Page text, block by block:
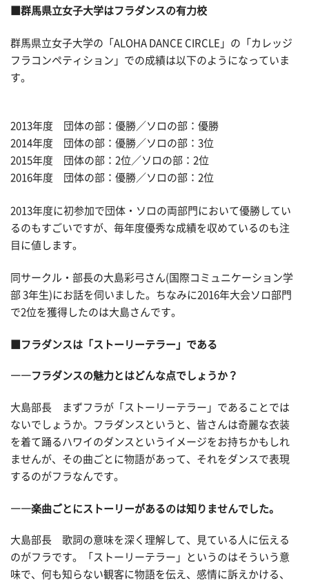
■群馬県立女子大学はフラダンスの有力校
群馬県立女子大学の「ALOHA DANCE CIRCLE」の「カレッジ
フラコンペティション」での成績は以下のようになっていま
す。
2013年度 団体の部：優勝／ソロの部：優勝
2014年度 団体の部：優勝／ソロの部：3位
2015年度 団体の部：2位／ソロの部：2位
2016年度 団体の部：優勝／ソロの部：2位
2013年度に初参加で団体・ソロの両部門において優勝してい
るのもすごいですが、毎年度優秀な成績を収めているのも注
目に値します。
同サークル・部長の大島彩弓さん(国際コミュニケーション学
部 3年生)にお話を伺いました。ちなみに2016年大会ソロ部門
で2位を獲得したのは大島さんです。
■フラダンスは「ストーリーテラー」である
――フラダンスの魅力とはどんな点でしょうか？
大島部長 まずフラが「ストーリーテラー」であることでは
ないでしょうか。フラダンスというと、皆さんは奇麗な衣装
を着て踊るハワイのダンスというイメージをお持ちかもしれ
ませんが、その曲ごとに物語があって、それをダンスで表現
するのがフラなんです。
――楽曲ごとにストーリーがあるのは知りませんでした。
大島部長 歌詞の意味を深く理解して、見ている人に伝える
のがフラです。「ストーリーテラー」というのはそういう意
味で、何も知らない観客に物語を伝え、感情に訴えかける、